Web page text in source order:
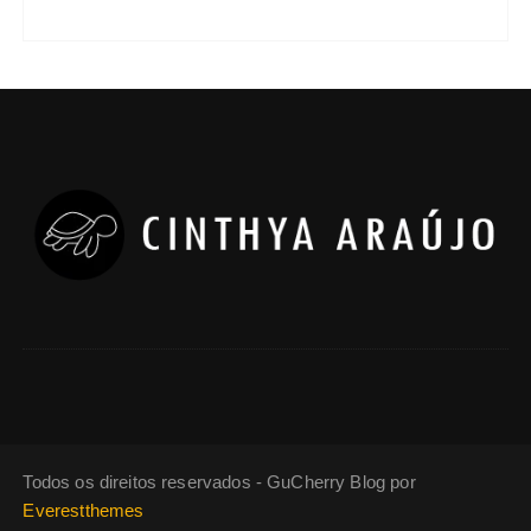
Todos os direitos reservados - GuCherry Blog por
Everestthemes